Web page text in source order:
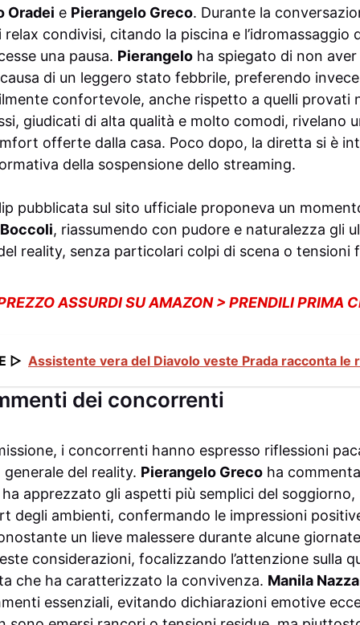
Oradei e Pierangelo Greco. Durante la
condivisi, citando la piscina e l’idromassaggio
una pausa. Pierangelo ha spiegato di non
causa di un leggero stato febbrile, preferendo
confortevole, anche rispetto a quelli provati
giudicati di alta qualità e molto comodi, rivelano
offerte dalla casa. Poco dopo, la diretta si è
della sospensione dello streaming.
pubblicata sul sito ufficiale proponeva un
, riassumendo con pudore e naturalezza gli
reality, senza particolari colpi di scena o tensioni
ASSURDI SU AMAZON > PRENDILI PRIMA
▷ Assistente vera del Diavolo veste Prada racconta le
dei concorrenti
i concorrenti hanno espresso riflessioni
del reality. Pierangelo Greco ha
apprezzato gli aspetti più semplici del soggiorno,
degli ambienti, confermando le impressioni
un lieve malessere durante alcune
considerazioni, focalizzando l’attenzione sulla
che ha caratterizzato la convivenza. Manila
essenziali, evitando dichiarazioni emotive